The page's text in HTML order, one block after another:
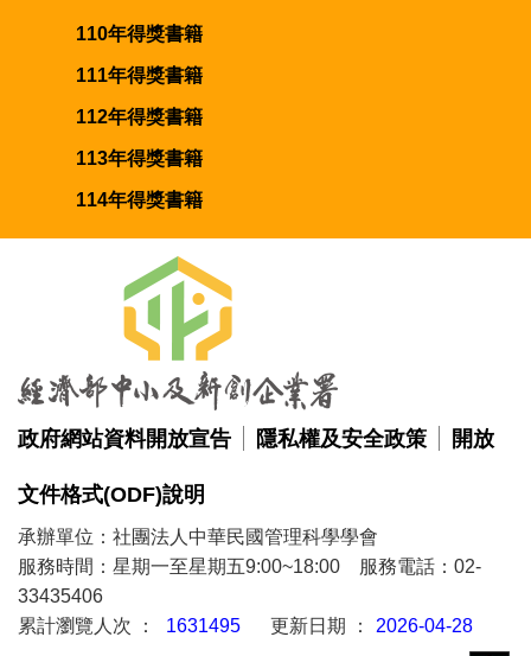
110年得獎書籍
111年得獎書籍
112年得獎書籍
113年得獎書籍
114年得獎書籍
政府網站資料開放宣告 隱私權及安全政策 開放
文件格式(ODF)說明
承辦單位：社團法人中華民國管理科學學會
服務時間：星期一至星期五9:00~18:00 服務電話：02-
33435406
累計瀏覽人次 ：
1631495 更新日期 ： 2026-04-28